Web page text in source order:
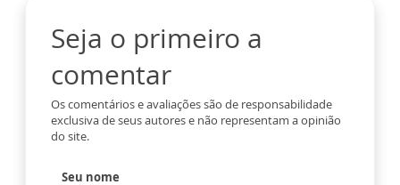
Seja o primeiro a
comentar
Os comentários e avaliações são de responsabilidade
exclusiva de seus autores e não representam a opinião
do site.
Seu nome